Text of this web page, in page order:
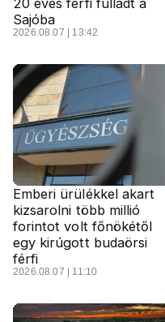
20 éves férfi fulladt a
Sajóba
2026.08.07 | 13:42
Emberi ürülékkel akart
kizsarolni több millió
forintot volt főnökétől
egy kirúgott budaörsi
férfi
2026.08.07 | 11:10